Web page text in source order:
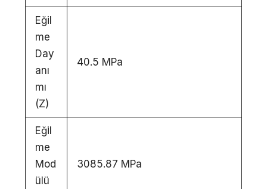
Eğil
me
Day
anı
mı
(Z)
40.5 MPa
Eğil
me
Mod
ülü
3085.87 MPa